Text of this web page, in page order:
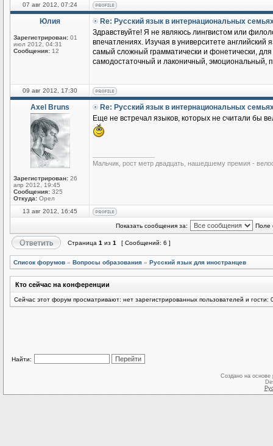
07 авг 2012, 07:24
Юлия
Зарегистрирован: 01
июл 2012, 04:31
Сообщения: 12
Re: Русский язык в интернациональных
Здравствуйте! Я не являюсь лингвистом или
впечатлениях. Изучая в университете английский
самый сложный грамматически и фонетически, для
самодостаточный и лаконичный, эмоциональный,
09 авг 2012, 17:30
Axel Bruns
Зарегистрирован: 26
апр 2012, 19:45
Сообщения: 325
Откуда: Орел
Re: Русский язык в интернациональных
Еще не встречал языков, которых не считали бы
Мальчик, рост метр двадцать, нашедшему премия -
13 авг 2012, 16:45
Показать сообщения за: Поле
Страница 1 из 1 [ Сообщений: 6 ]
Список форумов » Вопросы образования » Русский язык для иностранцев
Кто сейчас на конференции
Сейчас этот форум просматривают: нет зарегистрированных пользователей и гости:
Найти:
Создано на основе